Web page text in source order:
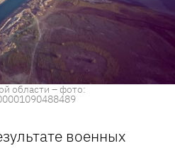
области – фото:
военных